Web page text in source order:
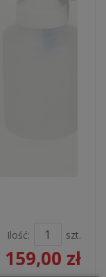
Ilość:
szt.
159,00 zł